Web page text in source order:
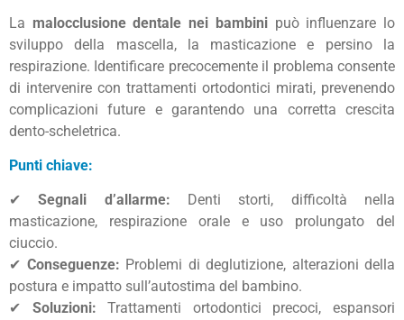
La malocclusione dentale nei bambinipuò influenzare lo
sviluppo della mascella, la masticazione e persino la
respirazione. Identificare precocemente il problema consente
di intervenire con trattamenti ortodontici mirati, prevenendo
complicazioni future e garantendo una corretta crescita
dento-scheletrica.
Punti chiave:
✔Segnali d’allarme: Denti storti, difficoltà nella
masticazione, respirazione orale e uso prolungato del
ciuccio.
✔ Conseguenze: Problemi di deglutizione, alterazioni della
postura e impatto sull’autostima del bambino.
✔ Soluzioni: Trattamenti ortodontici precoci, espansori